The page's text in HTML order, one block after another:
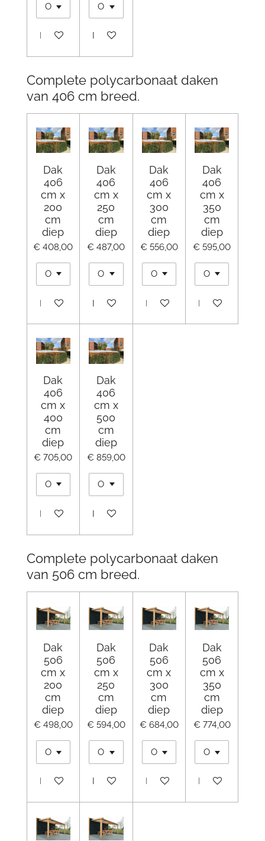
In winkelwagenIn winkelwagen
Complete polycarbonaat daken
van 406 cm breed.
Dak
406
cm x
200
cm
diep
€ 408,00
In winkelwagen
Dak
406
cm x
250
cm
diep
€ 487,00
In winkelwagen
Dak
406
cm x
300
cm
diep
€ 556,00
In winkelwagen
Dak
406
cm x
350
cm
diep
€ 595,00
In winkelwagen
Dak
406
cm x
400
cm
diep
€ 705,00
In winkelwagen
Dak
406
cm x
500
cm
diep
€ 859,00
In winkelwagen
Complete polycarbonaat daken
van 506 cm breed.
Dak
506
cm x
200
cm
diep
€ 498,00
In winkelwagen
Dak
506
cm x
250
cm
diep
€ 594,00
In winkelwagen
Dak
506
cm x
300
cm
diep
€ 684,00
In winkelwagen
Dak
506
cm x
350
cm
diep
€ 774,00
In winkelwagen